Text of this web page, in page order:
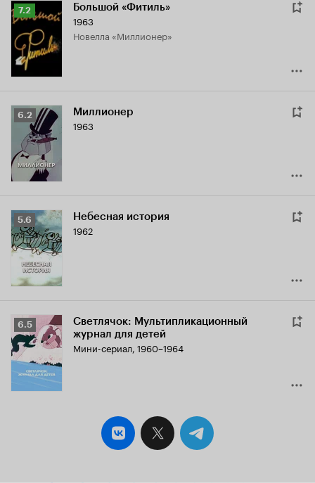
Рейтинг
Кинопоиска
7.2
7.2 Большой «Фитиль»
1963
новелла «Миллионер»
Рейтинг
Кинопоиска
6.2
6.2 Миллионер
1963
Рейтинг
Кинопоиска
5.6
5.6 Небесная история
1962
Рейтинг
Кинопоиска
6.5
6.5
Светлячок: Мультипликационный
журнал для детей
Мини-сериал, 1960–1964